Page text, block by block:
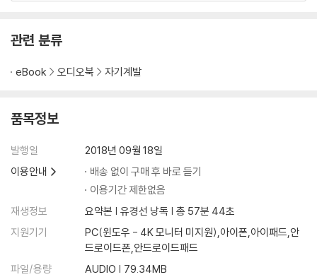
관련 분류
eBook 오디오북 자기계발
품목정보
발행일
2018년 09월 18일
이용안내
배송 없이 구매 후 바로 듣기
이용기간 제한없음
재생정보
요약본 | 유경선 낭독 | 총 57분 44초
지원기기
PC(윈도우 - 4K 모니터 미지원),아이폰,아이패드,안
드로이드폰,안드로이드패드
파일/용량
AUDIO | 79.34MB